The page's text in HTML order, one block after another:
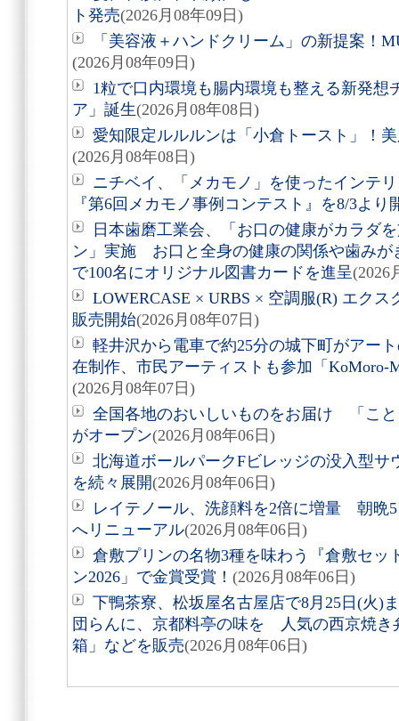
ト発売(2026月08年09日)
「美容液＋ハンドクリーム」の新提案！
(2026月08年09日)
1粒で口内環境も腸内環境も整える新発想
ア」誕生(2026月08年08日)
愛知限定ルルルンは「小倉トースト」！
(2026月08年08日)
ニチベイ、「メカモノ」を使ったインテ
『第6回メカモノ事例コンテスト』を8/3より
日本歯磨工業会、「お口の健康がカラダ
ン」実施 お口と全身の健康の関係や歯みが
で100名にオリジナル図書カードを進呈(2026
LOWERCASE × URBS × 空調服(R) エク
販売開始(2026月08年07日)
軽井沢から電車で約25分の城下町がアー
在制作、市民アーティストも参加「KoMoro-
(2026月08年07日)
全国各地のおいしいものをお届け 「こ
がオープン(2026月08年06日)
北海道ボールパークFビレッジの没入型サ
を続々展開(2026月08年06日)
レイテノール、洗顔料を2倍に増量 朝晩
へリニューアル(2026月08年06日)
倉敷プリンの名物3種を味わう『倉敷セッ
ン2026」で金賞受賞！ (2026月08年06日)
下鴨茶寮、松坂屋名古屋店で8月25日(火)
団らんに、京都料亭の味を 人気の西京焼き
箱」などを販売(2026月08年06日)